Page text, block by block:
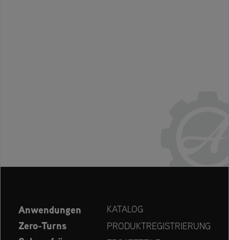
Anwendungen
Zero-Turns
KATALOG
PRODUKTREGISTRIERUNG